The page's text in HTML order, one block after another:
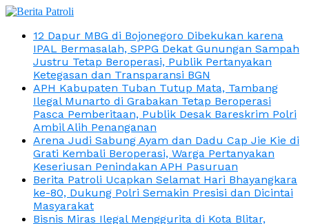
12 Dapur MBG di Bojonegoro Dibekukan karena
IPAL Bermasalah, SPPG Dekat Gunungan Sampah
Justru Tetap Beroperasi, Publik Pertanyakan
Ketegasan dan Transparansi BGN
APH Kabupaten Tuban Tutup Mata, Tambang
Ilegal Munarto di Grabakan Tetap Beroperasi
Pasca Pemberitaan, Publik Desak Bareskrim Polri
Ambil Alih Penanganan
Arena Judi Sabung Ayam dan Dadu Cap Jie Kie di
Grati Kembali Beroperasi, Warga Pertanyakan
Keseriusan Penindakan APH Pasuruan
Berita Patroli Ucapkan Selamat Hari Bhayangkara
ke-80, Dukung Polri Semakin Presisi dan Dicintai
Masyarakat
Bisnis Miras Ilegal Menggurita di Kota Blitar,